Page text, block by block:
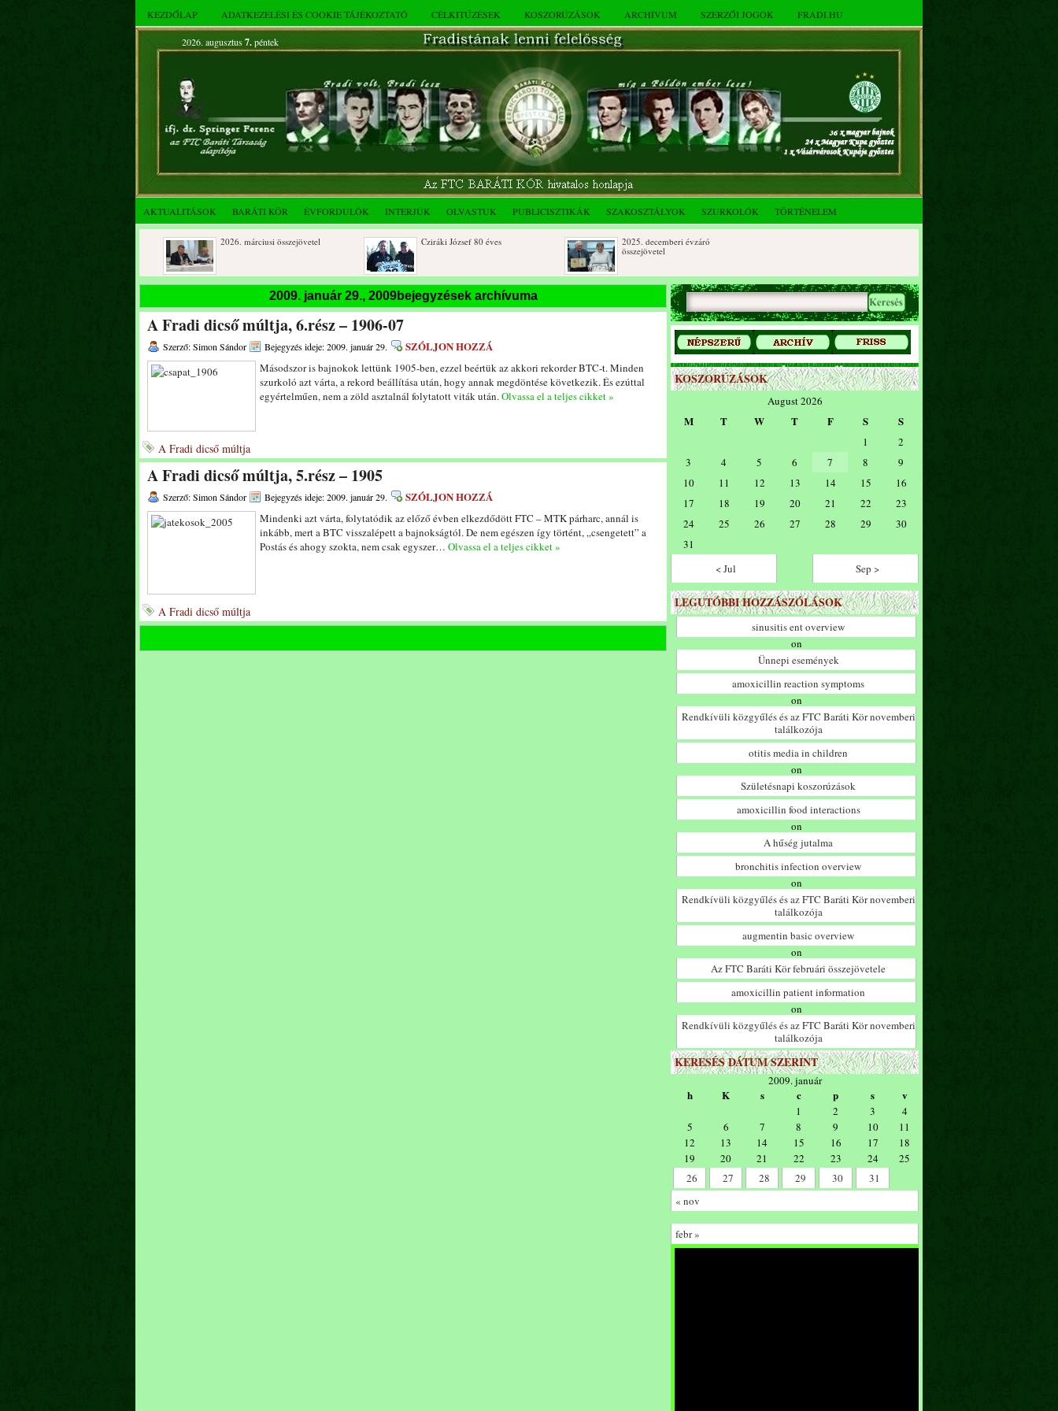
KEZDŐLAP ADATKEZELÉSI ÉS COOKIE TÁJÉKOZTATÓ CÉLKITŰZÉSEK KOSZORÚZÁSOK ARCHÍVUM SZERZŐI JOGOK FRADI.HU
2026. augusztus 7.péntek
AKTUALITÁSOK BARÁTI KÖR ÉVFORDULÓK INTERJÚK OLVASTUK PUBLICISZTIKÁK SZAKOSZTÁLYOK SZURKOLÓK TÖRTÉNELEM
2026. márciusi összejövetel Cziráki József 80 éves
2025. decemberi évzáró
összejövetel
Dálnoki József 90 éves
Albert Flórián sírjának
megkoszorúzása
Az FTC Baráti Kör 2025. októberi
2009. január 29., 2009bejegyzések archívuma
A Fradi dicső múltja, 6.rész – 1906-07
Szerző: Simon Sándor Bejegyzés ideje: 2009. január 29. SZÓLJON HOZZÁ
Másodszor is bajnokok lettünk 1905-ben, ezzel beértük az akkori rekorder BTC-t. Minden
szurkoló azt várta, a rekord beállítása után, hogy annak megdöntése következik. És ezúttal
egyértelműen, nem a zöld asztalnál folytatott viták után.Olvassa el a teljes cikket »
A Fradi dicső múltja
A Fradi dicső múltja, 5.rész – 1905
Szerző: Simon Sándor Bejegyzés ideje: 2009. január 29. SZÓLJON HOZZÁ
Mindenki azt várta, folytatódik az előző évben elkezdődött FTC – MTK párharc, annál is
inkább, mert a BTC visszalépett a bajnokságtól. De nem egészen így történt, „csengetett” a
Postás és ahogy szokta, nem csak egyszer… Olvassa el a teljes cikket »
A Fradi dicső múltja
KOSZORÚZÁSOK
August 2026
M T W T F S S
1
2
3
4 5 6 7 8
9
10
11 12 13 14 15
16
17
18 19 20 21 22
23
24
25 26 27 28 29
30
31
< Jul
Sep >
LEGUTÓBBI HOZZÁSZÓLÁSOK
sinusitis ent overview
on
Ünnepi események
amoxicillin reaction symptoms
on
Rendkívüli közgyűlés és az FTC Baráti Kör novemberi
találkozója
otitis media in children
on
Születésnapi koszorúzások
amoxicillin food interactions
on
A hűség jutalma
bronchitis infection overview
on
Rendkívüli közgyűlés és az FTC Baráti Kör novemberi
találkozója
augmentin basic overview
on
Az FTC Baráti Kör februári összejövetele
amoxicillin patient information
on
Rendkívüli közgyűlés és az FTC Baráti Kör novemberi
találkozója
KERESÉS DÁTUM SZERINT
2009. január
h K s c p s v
1 2 3
4
5
6 7 8 9 10
11
12
13 14 15 16 17
18
19
20 21 22 23 24
25
26
27 28 29 30
31
« nov
febr »